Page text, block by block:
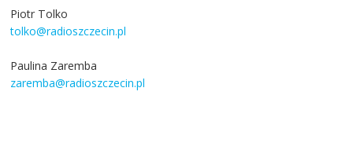
Piotr Tolko
tolko@radioszczecin.pl
Paulina Zaremba
zaremba@radioszczecin.pl